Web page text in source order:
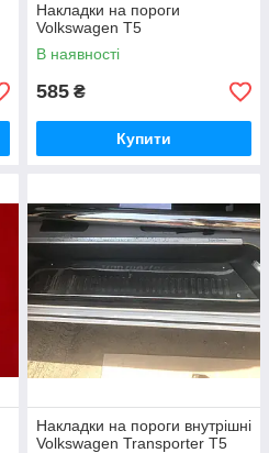
Накладки на пороги
Volkswagen T5
В наявності
585 ₴
Купити
Накладки на пороги внутрішні
Volkswagen Transporter T5